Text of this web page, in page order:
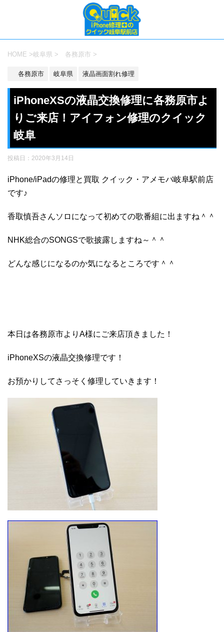
HOME >岐阜県 > 各務原市 >
各務原市 岐阜県 液晶画面割れ修理
iPhoneXSの液晶交換修理に各務原市よ
りご来店！アイフォン修理のクイック
岐阜
投稿日： 2020年3月14日
iPhone/iPadの修理と買取 クイック・アメモバ岐阜駅前店
です♪
香取慎吾さんソロになって初めての歌番組に出ますね＾＾
NHK総合のSONGSで歌披露しますね～＾＾
どんな感じになるのか気になるところです＾＾
本日は各務原市よりA様にご来店頂きました！
iPhoneXSの液晶交換修理です！
お預かりしてさっそく修理していきます！